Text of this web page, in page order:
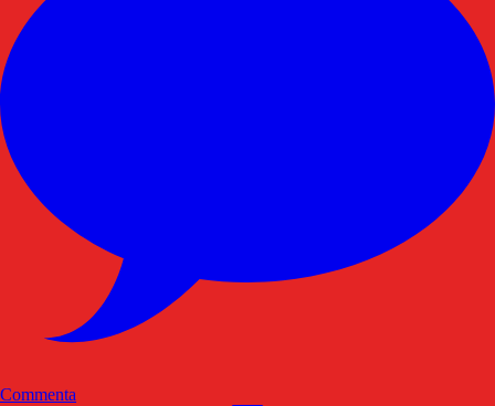
Commenta